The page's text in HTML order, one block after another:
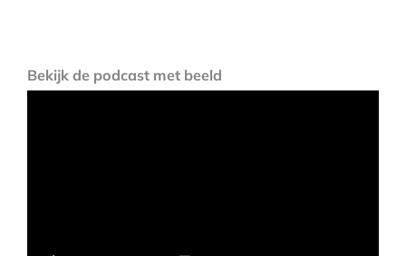
Bekijk de podcast met beeld